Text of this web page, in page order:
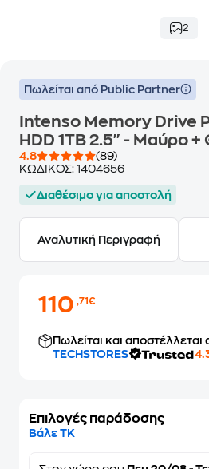
2
Πωλείται από Public Partner
Intenso Memory Drive
HDD 1TB 2.5" - Μαύρο +
4.8
(89)
ΚΩΔΙΚΟΣ: 1404656
Διαθέσιμο για αποστολή
Αναλυτική Περιγραφή
110,71€
Πωλείται και
TECHSTORES
Επιλογές παράδοσης
Βάλε ΤΚ